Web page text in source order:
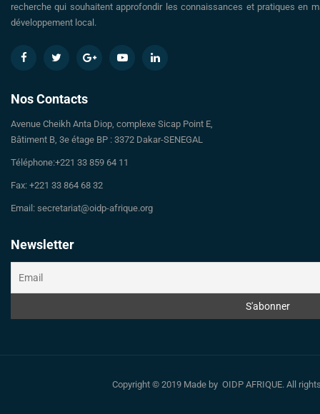
recherche qui souhaitent approfondir les connaissances et pratiques en
développement local.
Nos Contacts
Avenue Cheikh Anta Diop, complexe Sicap Point E,
Bâtiment B, 3e étage BP : 3372 Dakar-SENEGAL
Téléphone:+221 33 859 64 11
Fax: +221 33 864 68 32
Email: secretariat@oidp-afrique.org
Newsletter
Copyright © 2019 Made by OIDP AFRIQUE. All